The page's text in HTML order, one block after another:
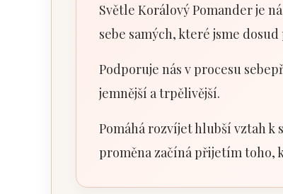
Světle Korálový Pomander je
sebe samých, které jsme
Podporuje nás v procesu
jemnější a trpělivější.
Pomáhá rozvíjet hlubší vztah k
proměna začíná přijetím toho,